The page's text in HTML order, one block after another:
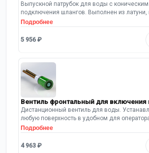
Выпускной патрубок для воды с
подключения шлангов. Выполнен из латуни, покрытой
порошковой краской.
Подробнее
5 956 ₽
Вентиль фронтальный для
Дистанционный вентиль для воды.
любую поверхность в удобном для
используется в комплекте с Выпускным патрубком.
изготовления корпуса – латунь. Трубки для
медные, диаметром 10 мм. Вентиль имеет химически стойкое
Подробнее
4 963 ₽